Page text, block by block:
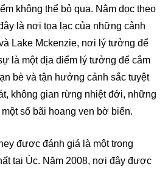
không thể bỏ qua. Nằm dọc theo
là nơi tọa lạc của những cảnh
Lake Mckenzie, nơi lý tưởng để
là một địa điểm lý tưởng để cắm
bè và tận hưởng cảnh sắc tuyệt
không gian rừng nhiệt đới, những
số bãi hoang ven bờ biển.
được đánh giá là một trong
tại Úc. Năm 2008, nơi đây được